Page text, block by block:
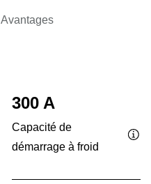
Avantages
300 A
Capacité de
démarrage à froid